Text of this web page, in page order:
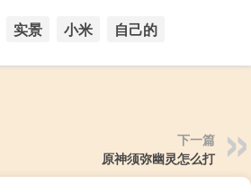
实景 小米 自己的
下一篇
原神须弥幽灵怎么打